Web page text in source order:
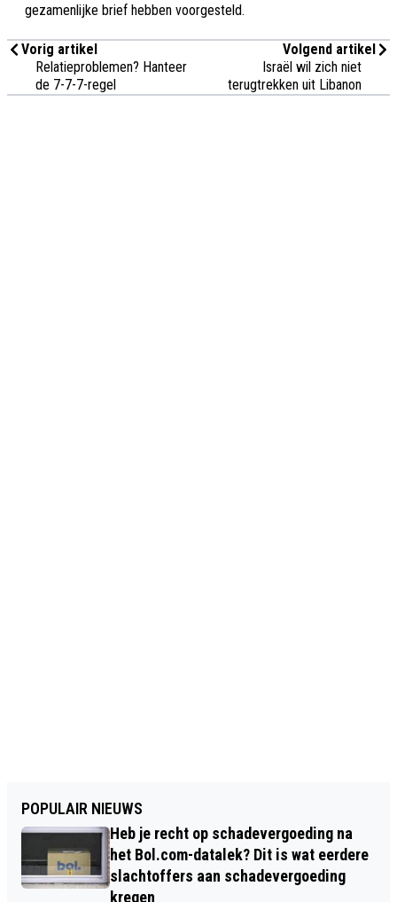
gezamenlijke brief hebben voorgesteld.
Vorig artikel
Relatieproblemen? Hanteer
de 7-7-7-regel
Volgend artikel
Israël wil zich niet
terugtrekken uit Libanon
POPULAIR NIEUWS
Heb je recht op schadevergoeding na
het Bol.com-datalek? Dit is wat eerdere
slachtoffers aan schadevergoeding
kregen